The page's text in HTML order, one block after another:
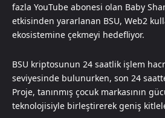
fazla YouTube abonesi olan Baby
etkisinden yararlanan BSU, Web2
ekosistemine çekmeyi hedefliyor.
BSU kriptosunun 24 saatlik işlem
seviyesinde bulunurken, son 24
Proje, tanınmış çocuk markasının
teknolojisiyle birleştirerek geniş